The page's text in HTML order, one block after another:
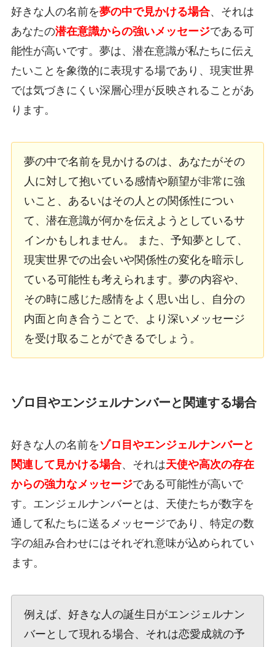
好きな人の名前を夢の中で見かける場合、それは
あなたの潜在意識からの強いメッセージである可
能性が高いです。夢は、潜在意識が私たちに伝え
たいことを象徴的に表現する場であり、現実世界
では気づきにくい深層心理が反映されることがあ
ります。
夢の中で名前を見かけるのは、あなたがその
人に対して抱いている感情や願望が非常に強
いこと、あるいはその人との関係性につい
て、潜在意識が何かを伝えようとしているサ
インかもしれません。 また、予知夢として、
現実世界での出会いや関係性の変化を暗示し
ている可能性も考えられます。夢の内容や、
その時に感じた感情をよく思い出し、自分の
内面と向き合うことで、より深いメッセージ
を受け取ることができるでしょう。
ゾロ目やエンジェルナンバーと関連する場合
好きな人の名前をゾロ目やエンジェルナンバーと
関連して見かける場合、それは天使や高次の存在
からの強力なメッセージである可能性が高いで
す。エンジェルナンバーとは、天使たちが数字を
通して私たちに送るメッセージであり、特定の数
字の組み合わせにはそれぞれ意味が込められてい
ます。
例えば、好きな人の誕生日がエンジェルナン
バーとして現れる場合、それは恋愛成就の予